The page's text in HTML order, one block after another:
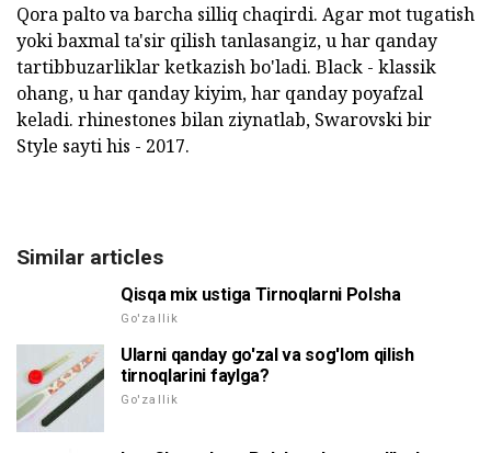
Qora palto va barcha silliq chaqirdi. Agar mot tugatish
yoki baxmal ta'sir qilish tanlasangiz, u har qanday
tartibbuzarliklar ketkazish bo'ladi. Black - klassik
ohang, u har qanday kiyim, har qanday poyafzal
keladi. rhinestones bilan ziynatlab, Swarovski bir
Style sayti his - 2017.
Similar articles
Qisqa mix ustiga Tirnoqlarni Polsha
Go'zallik
Ularni qanday go'zal va sog'lom qilish
tirnoqlarini faylga?
Go'zallik